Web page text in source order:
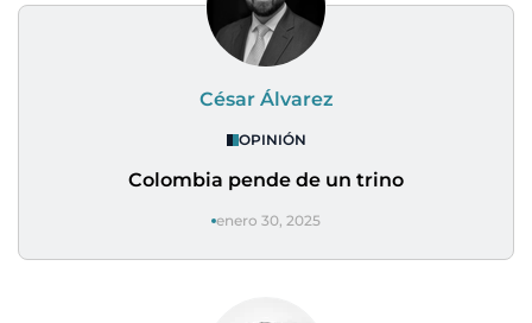
César Álvarez
OPINIÓN
Colombia pende de un trino
enero 30, 2025